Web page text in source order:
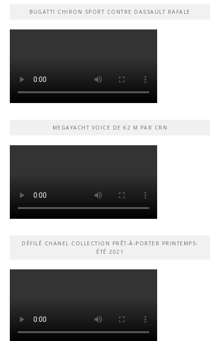
BUGATTI CHIRON SPORT CONTRE DASSAULT RAFALE
MEGAYACHT VOICE DE 62 M PAR CRN
DÉFILÉ CHANEL COLLECTION PRÊT-À-PORTER PRINTEMPS-
ÉTÉ 2021